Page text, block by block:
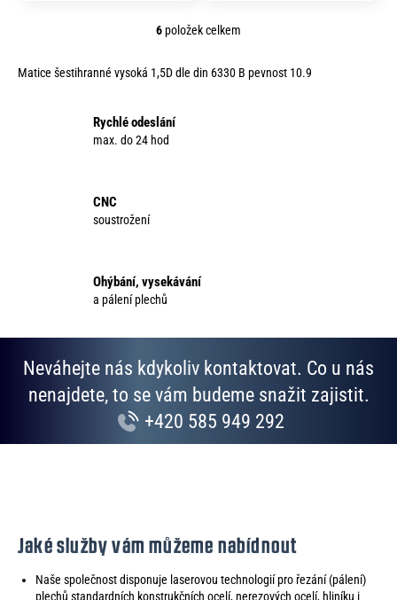
O
l
y
v
s
u
6položek celkem
Matice šestihranné vysoká 1,5D dle din 6330 B pevnost 10.9
Rychlé odeslání
max. do 24 hod
CNC
soustrožení
Ohýbání, vysekávání
a pálení plechů
Neváhejte nás kdykoliv kontaktovat. Co u nás
nenajdete, to se vám budeme snažit zajistit.
+420 585 949 292
Jaké služby vám můžeme nabídnout
Naše společnost disponuje laserovou technologií pro řezání (pálení)
plechů standardních konstrukčních ocelí, nerezových ocelí, hliníku i